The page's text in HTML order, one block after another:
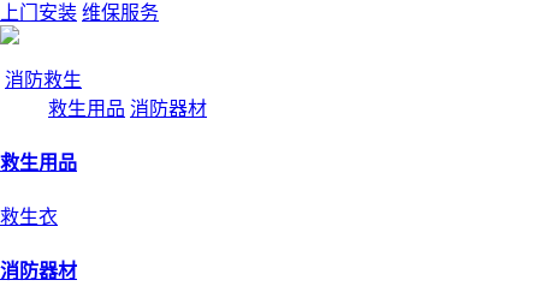
上门安装 维保服务
消防救生
救生用品 消防器材
救生用品
救生衣
消防器材